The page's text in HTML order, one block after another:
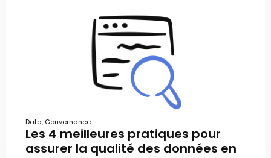
Data, Gouvernance
Les 4 meilleures pratiques pour
assurer la qualité des données en